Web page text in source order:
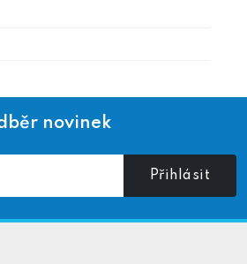
novinek
Přihlásit